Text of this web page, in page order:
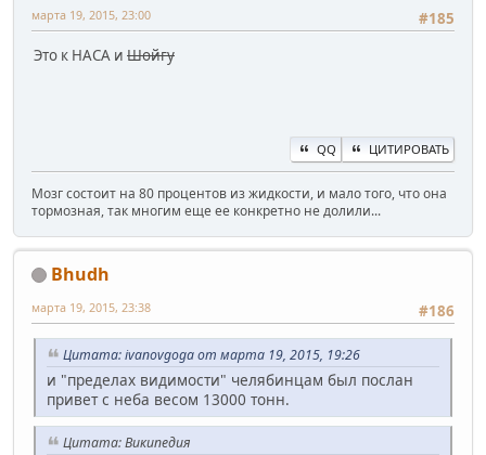
#185
марта 19, 2015, 23:00
Это к НАСА и Шойгу
QQ ЦИТИРОВАТЬ
Мозг состоит на 80 процентов из жидкости, и мало того, что она
тормозная, так многим еще ее конкретно не долили...
Bhudh
#186
марта 19, 2015, 23:38
Цитата: ivanovgoga от марта 19, 2015, 19:26
и "пределах видимости" челябинцам был послан
привет с неба весом 13000 тонн.
Цитата: Википедия